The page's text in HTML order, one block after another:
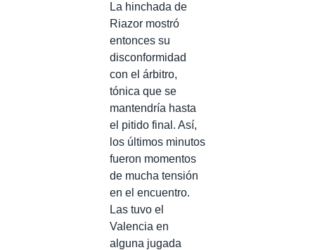
La hinchada de
Riazor mostró
entonces su
disconformidad
con el árbitro,
tónica que se
mantendría hasta
el pitido final. Así,
los últimos minutos
fueron momentos
de mucha tensión
en el encuentro.
Las tuvo el
Valencia en
alguna jugada